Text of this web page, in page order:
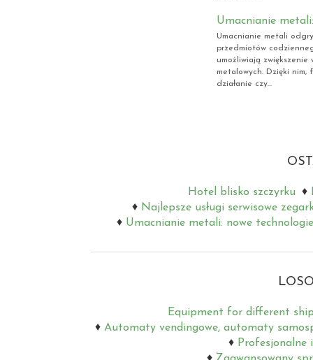
Umacnianie
Umacnianie metali
przedmiotów
umożliwiają zwiększenie
metalowych. Dzięki
działanie czy...
Hotel blisko szczyrku
Najlepsze usługi serwisowe
Umacnianie metali: nowe
Equipment for different
Automaty vendingowe, automaty
Profesjonalne